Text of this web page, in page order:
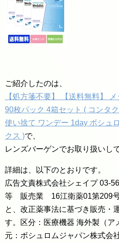
ご紹介したのは、
【処方箋不要】 【送料無料】
90枚パック 4箱セット ( コンタ
使い捨て ワンデー 1day ボシュ
クス )で、
レンズバーゲンでお取り扱いし
詳細は、以下のとおりです。
広告文責株式会社シェイプ 03-
等 販売業 16江衛薬01第209号
と、改正薬事法に基づき販売・
す。区分：医療機器 海外製（ア
元：ボシュロムジャパン株式会